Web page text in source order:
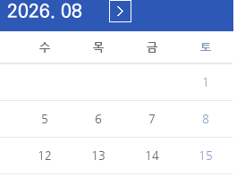
2026. 08
수 목 금 토
1
5 6 7 8
12 13 14 15